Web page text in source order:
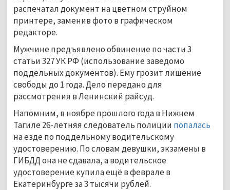
распечатал документ на цветном струйном
принтере, заменив фото в графическом
редакторе.
Мужчине предъявлено обвинение по части 3
статьи 327 УК РФ (использование заведомо
поддельных документов). Ему грозит лишение
свободы до 1 года. Дело передано для
рассмотрения в Ленинский райсуд.
Напомним, в ноябре прошлого года в Нижнем
Тагиле 26-летняя следователь полиции попалась
на езде по поддельному водительскому
удостоверению. По словам девушки, экзамены в
ГИБДД она не сдавала, а водительское
удостоверение купила ещё в феврале в
Екатеринбурге за 3 тысячи рублей.